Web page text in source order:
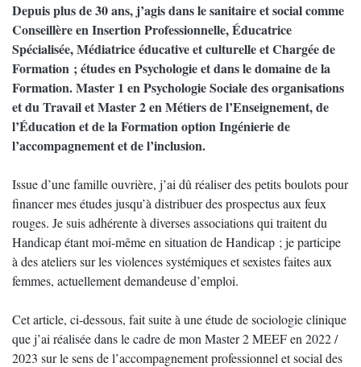
Depuis plus de 30 ans, j’agis dans le sanitaire et social comme
Conseillère en Insertion Professionnelle, Éducatrice
Spécialisée, Médiatrice éducative et culturelle et Chargée de
Formation ; études en Psychologie et dans le domaine de la
Formation. Master 1 en Psychologie Sociale des organisations
et du Travail et Master 2 en Métiers de l’Enseignement, de
l’Éducation et de la Formation option Ingénierie de
l’accompagnement et de l’inclusion.
Issue d’une famille ouvrière, j’ai dû réaliser des petits boulots pour
financer mes études jusqu’à distribuer des prospectus aux feux
rouges. Je suis adhérente à diverses associations qui traitent du
Handicap étant moi-même en situation de Handicap ; je participe
à des ateliers sur les violences systémiques et sexistes faites aux
femmes, actuellement demandeuse d’emploi.
Cet article, ci-dessous, fait suite à une étude de sociologie clinique
que j’ai réalisée dans le cadre de mon Master 2 MEEF en 2022 /
2023 sur le sens de l’accompagnement professionnel et social des